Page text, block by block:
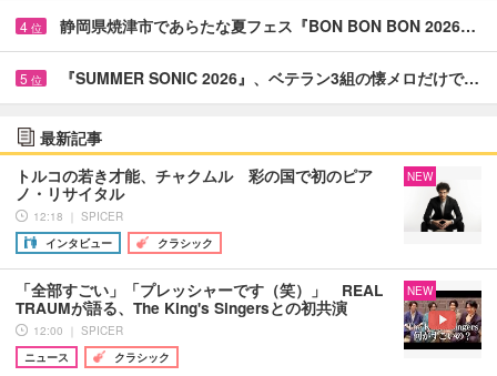
4 位 静岡県焼津市であらたな夏フェス『BON BON BON 2026…
5 位 『SUMMER SONIC 2026』、ベテラン3組の懐メロだけで…
最新記事
トルコの若き才能、チャクムル 彩の国で初のピア
ノ・リサイタル
12:18 ｜ SPICER
インタビュー
クラシック
NEW
「全部すごい」「プレッシャーです（笑）」 REAL
TRAUMが語る、The King's Singersとの初共演
12:00 ｜ SPICER
ニュース
クラシック
NEW